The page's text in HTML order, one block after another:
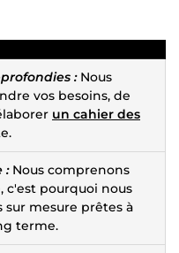
:Nous
vos besoins, de
un cahier des
:Nous comprenons
c'est pourquoi nous
mesure prêtes à
terme.